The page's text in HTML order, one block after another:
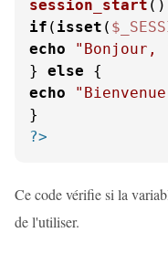
session_start
if ( isset (
echo
"Bonjour,
} else
echo
?>
Ce code vérifie si la
de l'utiliser.